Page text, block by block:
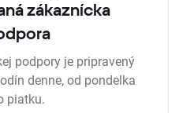
zákaznícka
podpory je pripravený
denne, od pondelka
piatku.